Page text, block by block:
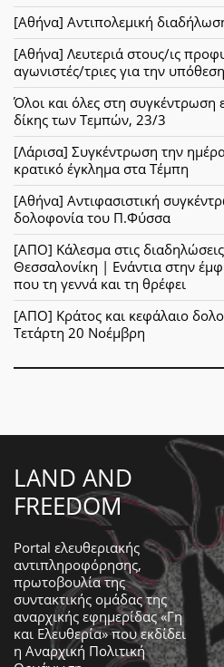
[Αθήνα] Αντιπολεμική
[Αθήνα] Λευτεριά στους/ις
αγωνιστές/τριες για την
Όλοι και όλες στη συγκέντρωση
δίκης των Τεμπών, 23/3
[Λάρισα] Συγκέντρωση την
κρατικό έγκλημα στα Τέμπη
[Αθήνα] Αντιφασιστική
δολοφονία του Π.Φύσσα
[ΑΠΟ] Κάλεσμα στις
Θεσσαλονίκη | Ενάντια στην
που τη γεννά και τη θρέφει
[ΑΠΟ] Κράτος και κεφάλαιο
Τετάρτη 20 Νοέμβρη
LAND AND
FREEDOM
Portal ελευθεριακής
αντιπληροφόρησης,
πρωτοβουλία της
συντακτικής ομάδας της
αναρχικής εφημερίδας «Γη
και Ελευθερία» που εκδίδει
η Αναρχική Πολιτική